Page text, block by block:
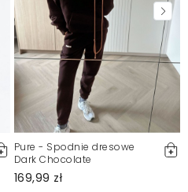
Pure - Spodnie dresowe
Dark Chocolate
169,99 zł